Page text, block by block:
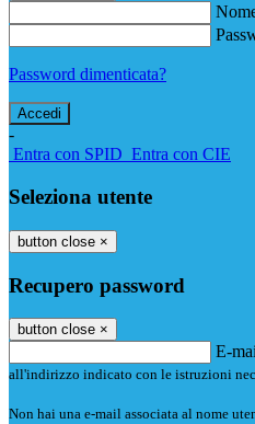
Password dimenticata?
-
Entra con SPID Entra con CIE
Seleziona utente
button close ×
Recupero password
button close ×
E-
all'indirizzo indicato con le istruzioni
Non hai una e-mail associata al nome